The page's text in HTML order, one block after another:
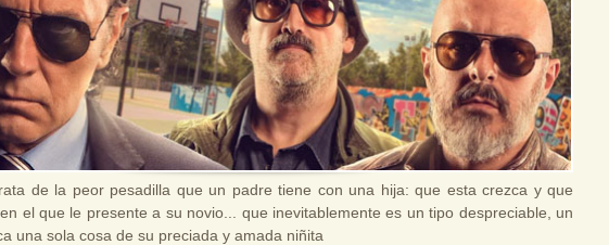
de la peor pesadilla que un padre tiene con una hija: que esta crezca y que
el que le presente a su novio... que inevitablemente es un tipo despreciable, un
una sola cosa de su preciada y amada niñita